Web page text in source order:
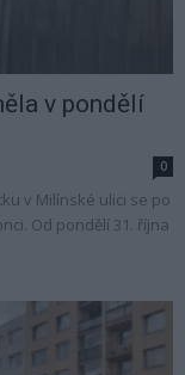
v pondělí
0
v Milínské ulici se po
Od pondělí 31. října